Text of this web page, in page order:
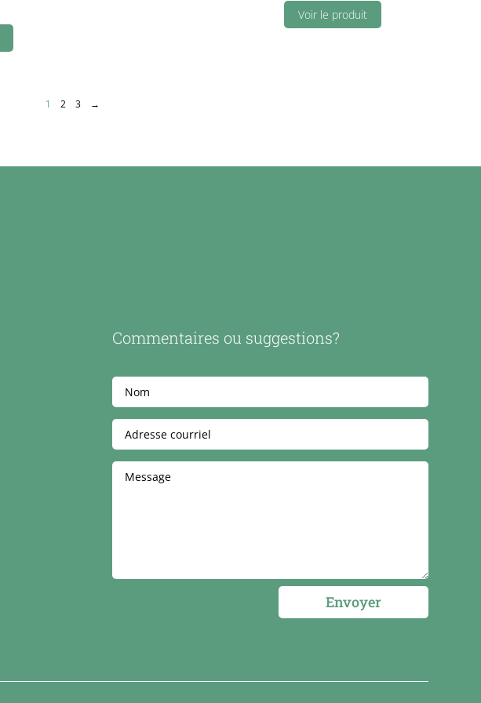
Voir le produit
1 2 3 →
Commentaires ou suggestions?
Envoyer